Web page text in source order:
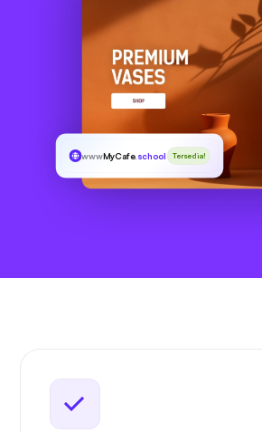
wwwMyCafe.school Tersedia!